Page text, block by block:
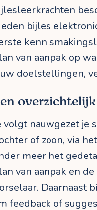
bijles
van aanpak op
doelstellingen,
volgt nauwgezet je
of zoon, via
meer het
van aanpak en
Daarnaast
feedback of